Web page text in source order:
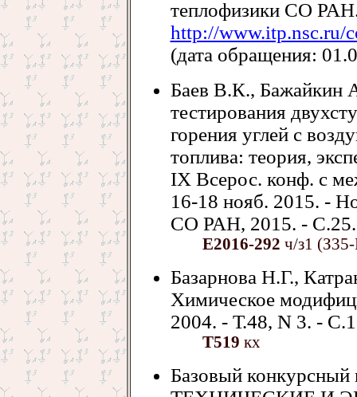
теплофизики СО
http://www.itp.nsc.ru/
(дата обращения:
Баев В.К., Бажайкин
тестирования
горения углей с
топлива: теория,
IХ Всерос. конф. с
16-18 нояб. 2015. -
СО РАН, 2015. - С.25.
Е2016-292 ч/з1
Базарнова Н.Г.,
Химическое
2004. - Т.48, N 3. -
Т519 кх
Базовый